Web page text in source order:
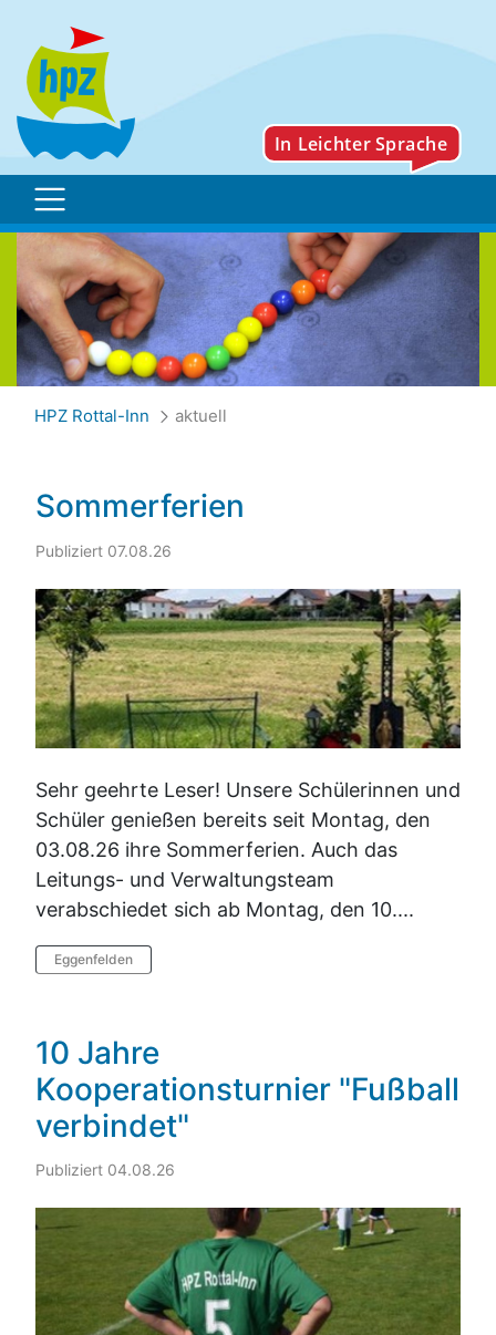
aktuell
HPZ Rottal-Inn aktuell
Sommerferien
Publiziert 07.08.26
Sehr geehrte Leser! Unsere Schülerinnen und
Schüler genießen bereits seit Montag, den
03.08.26 ihre Sommerferien. Auch das
Leitungs- und Verwaltungsteam
verabschiedet sich ab Montag, den 10....
Eggenfelden
10 Jahre
Kooperationsturnier "Fußball
verbindet"
Publiziert 04.08.26